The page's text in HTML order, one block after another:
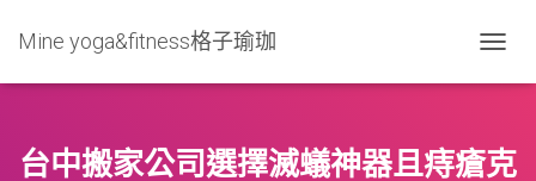
Mine yoga&fitness格子瑜珈
O
L
E
台中搬家公司選擇滅蟻神器且痔瘡克